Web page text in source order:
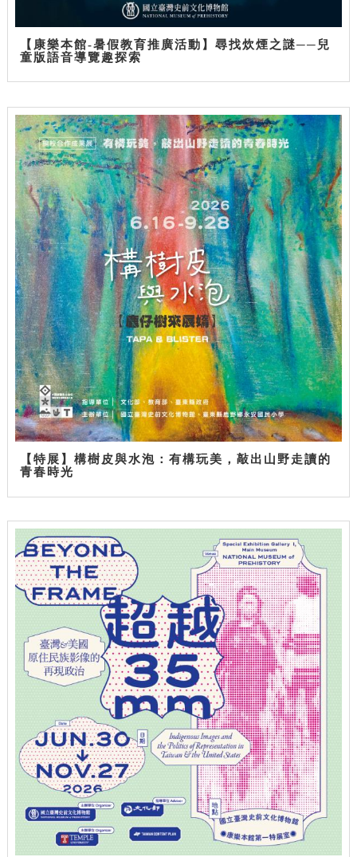
【康樂本館-暑假教育推廣活動】尋找炊煙之謎──兒
童版語音導覽趣探索
【特展】構樹皮與水泡：有構玩美，敲出山野走讀的
青春時光